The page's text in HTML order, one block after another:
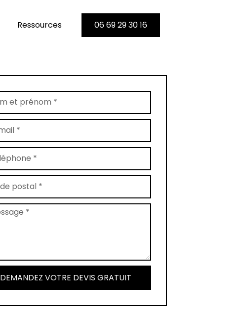
Ressources 06 69 29 30 16
DEMANDEZ VOTRE DEVIS GRATUIT